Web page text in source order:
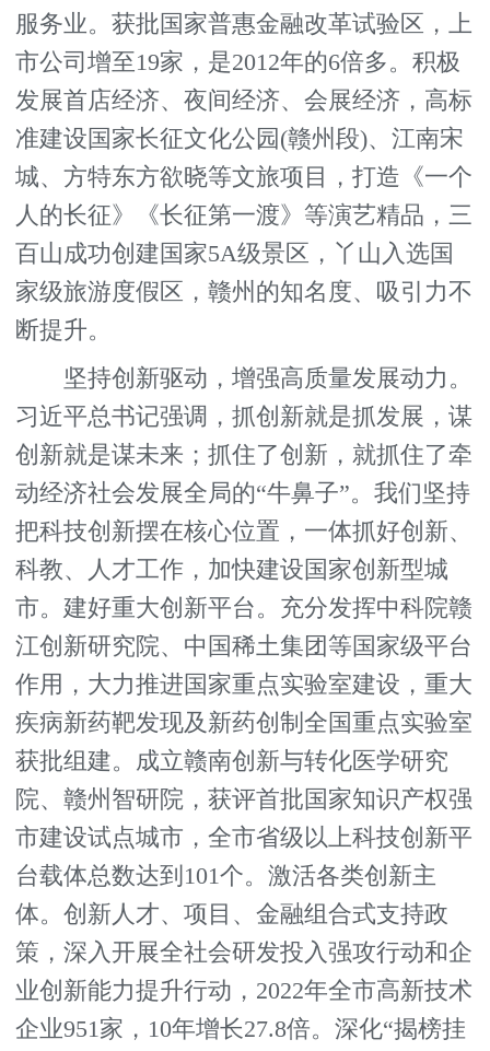
服务业。获批国家普惠金融改革试验区，上
市公司增至19家，是2012年的6倍多。积极
发展首店经济、夜间经济、会展经济，高标
准建设国家长征文化公园(赣州段)、江南宋
城、方特东方欲晓等文旅项目，打造《一个
人的长征》《长征第一渡》等演艺精品，三
百山成功创建国家5A级景区，丫山入选国
家级旅游度假区，赣州的知名度、吸引力不
断提升。
坚持创新驱动，增强高质量发展动力。
习近平总书记强调，抓创新就是抓发展，谋
创新就是谋未来；抓住了创新，就抓住了牵
动经济社会发展全局的“牛鼻子”。我们坚持
把科技创新摆在核心位置，一体抓好创新、
科教、人才工作，加快建设国家创新型城
市。建好重大创新平台。充分发挥中科院赣
江创新研究院、中国稀土集团等国家级平台
作用，大力推进国家重点实验室建设，重大
疾病新药靶发现及新药创制全国重点实验室
获批组建。成立赣南创新与转化医学研究
院、赣州智研院，获评首批国家知识产权强
市建设试点城市，全市省级以上科技创新平
台载体总数达到101个。激活各类创新主
体。创新人才、项目、金融组合式支持政
策，深入开展全社会研发投入强攻行动和企
业创新能力提升行动，2022年全市高新技术
企业951家，10年增长27.8倍。深化“揭榜挂